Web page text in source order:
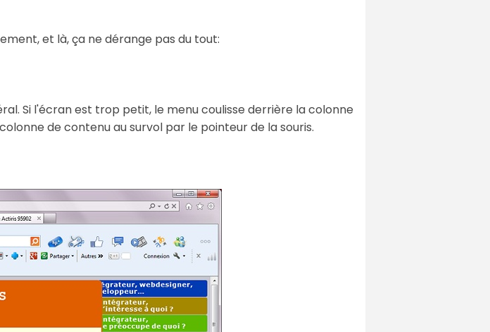
et là, ça ne dérange pas du tout:
Si l'écran est trop petit, le menu coulisse derrière la colonne
de contenu au survol par le pointeur de la souris.